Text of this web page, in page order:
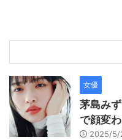
女優
茅島み
で顔変
2025/5/